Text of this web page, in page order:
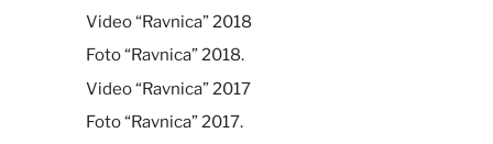
Video “Ravnica” 2018
Foto “Ravnica” 2018.
Video “Ravnica” 2017
Foto “Ravnica” 2017.